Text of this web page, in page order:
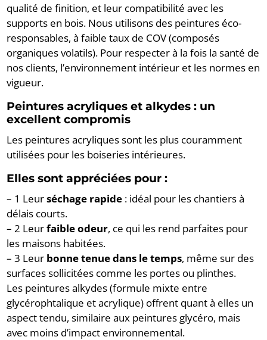
qualité de finition, et leur compatibilité avec les
supports en bois. Nous utilisons des peintures éco-
responsables, à faible taux de COV (composés
organiques volatils). Pour respecter à la fois la santé de
nos clients, l’environnement intérieur et les normes en
vigueur.
Peintures acryliques et alkydes : un
excellent compromis
Les peintures acryliques sont les plus couramment
utilisées pour les boiseries intérieures.
Elles sont appréciées pour :
– 1 Leurséchage rapide : idéal pour les chantiers à
délais courts.
– 2 Leurfaible odeur, ce qui les rend parfaites pour
les maisons habitées.
– 3 Leur bonne tenue dans le temps, même sur des
surfaces sollicitées comme les portes ou plinthes.
Les peintures alkydes (formule mixte entre
glycérophtalique et acrylique) offrent quant à elles un
aspect tendu, similaire aux peintures glycéro, mais
avec moins d’impact environnemental.